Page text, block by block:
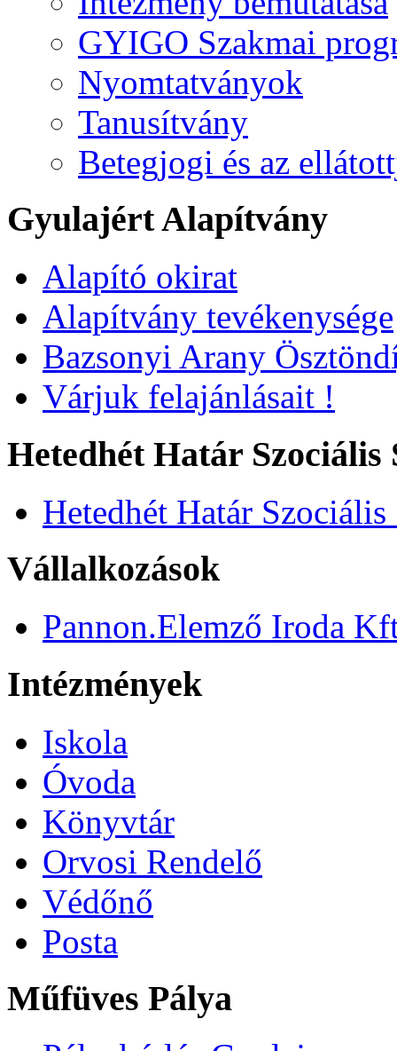
GYIGO Szakmai
Nyomtatványok
Tanusítvány
Betegjogi és az
Gyulajért Alapítvány
Alapító okirat
Alapítvány tevékenysége
Bazsonyi Arany
Várjuk felajánlásait !
Hetedhét Határ Szociális
Hetedhét Határ Szociális
Vállalkozások
Pannon.Elemző Iroda
Intézmények
Iskola
Óvoda
Könyvtár
Orvosi Rendelő
Védőnő
Posta
Műfüves Pálya